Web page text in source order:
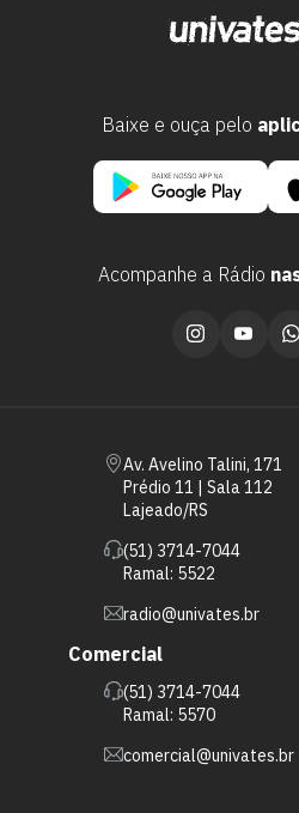
Av. Avelino Talini, 171
Prédio 11 | Sala 112
Lajeado/RS
(51) 3714-7044
Ramal: 5522
radio@univates.br
Comercial
(51) 3714-7044
Ramal: 5570
comercial@univates.br
Acompanhe a Rádio
Baixe e ouça pelo